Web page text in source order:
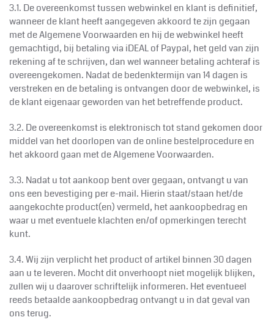
3.1. De overeenkomst tussen webwinkel en klant is definitief,
wanneer de klant heeft aangegeven akkoord te zijn gegaan
met de Algemene Voorwaarden en hij de webwinkel heeft
gemachtigd, bij betaling via iDEAL of Paypal, het geld van zijn
rekening af te schrijven, dan wel wanneer betaling achteraf is
overeengekomen. Nadat de bedenktermijn van 14 dagen is
verstreken en de betaling is ontvangen door de webwinkel, is
de klant eigenaar geworden van het betreffende product.
3.2. De overeenkomst is elektronisch tot stand gekomen door
middel van het doorlopen van de online bestelprocedure en
het akkoord gaan met de Algemene Voorwaarden.
3.3. Nadat u tot aankoop bent over gegaan, ontvangt u van
ons een bevestiging per e-mail. Hierin staat/staan het/de
aangekochte product(en) vermeld, het aankoopbedrag en
waar u met eventuele klachten en/of opmerkingen terecht
kunt.
3.4. Wij zijn verplicht het product of artikel binnen 30 dagen
aan u te leveren. Mocht dit onverhoopt niet mogelijk blijken,
zullen wij u daarover schriftelijk informeren. Het eventueel
reeds betaalde aankoopbedrag ontvangt u in dat geval van
ons terug.